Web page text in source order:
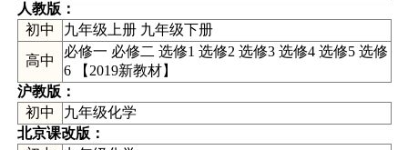
人教版：
初中
九年级上册 九年级下册
高中
必修一 必修二 选修1 选修2 选修3 选修4 选修5 选修
6【 2019新教材】
沪教版 ：
初中
九年级化学
北京课改版：